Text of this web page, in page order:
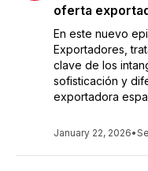
oferta
En este nuevo
Exportadores,
clave de los
sofisticación y
exportadora
January 22, 2026•